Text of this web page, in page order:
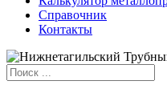
Справочник
Контакты